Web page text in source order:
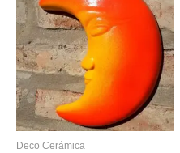
Deco Cerámica